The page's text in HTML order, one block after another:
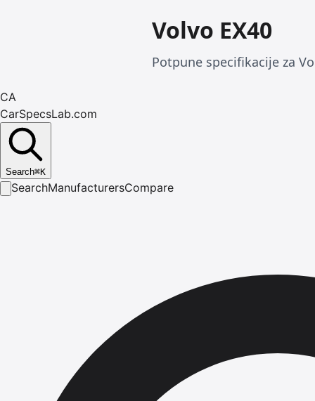
Volvo EX40
Potpune specifikacije za
CA
CarSpecsLab.com
Search⌘K
SearchManufacturersCompare